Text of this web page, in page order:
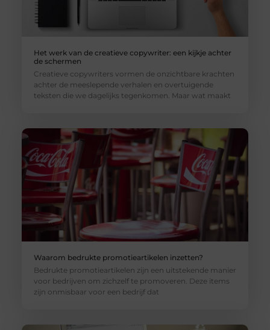
Het werk van de creatieve copywriter: een kijkje achter
de schermen
Creatieve copywriters vormen de onzichtbare krachten
achter de meeslepende verhalen en overtuigende
teksten die we dagelijks tegenkomen. Maar wat maakt
Waarom bedrukte promotieartikelen inzetten?
Bedrukte promotieartikelen zijn een uitstekende manier
voor bedrijven om zichzelf te promoveren. Deze items
zijn onmisbaar voor een bedrijf dat